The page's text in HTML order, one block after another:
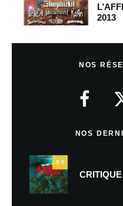
2013
NOS
NOS
9.5